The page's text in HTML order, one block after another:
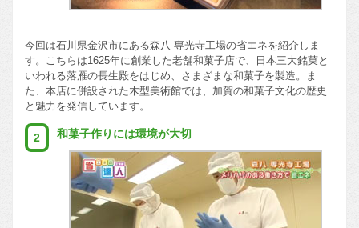
今回は石川県金沢市にある森八 専光寺工場の省エネを紹介しま
す。こちらは1625年に創業した老舗和菓子店で、日本三大銘菓と
いわれる落雁の長生殿をはじめ、さまざまな和菓子を製造。ま
た、本店に併設された木型美術館では、加賀の和菓子文化の歴史
と魅力を発信しています。
2 和菓子作りには環境が大切